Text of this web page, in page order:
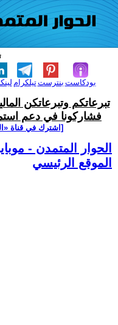
تيلكرامبنترست بودكاست
تبرعاتكم وتبرعاتكن
فشاركونا في دعم
[اشترك في قناة
الحوار المتمدن -
الموقع الرئيسي